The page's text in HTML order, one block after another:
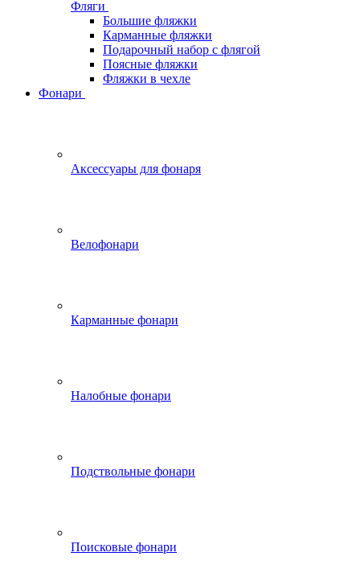
Фляги
Большие фляжки
Карманные фляжки
Подарочный набор с флягой
Поясные фляжки
Фляжки в чехле
Фонари
Аксессуары для фонаря
Велофонари
Карманные фонари
Налобные фонари
Подствольные фонари
Поисковые фонари